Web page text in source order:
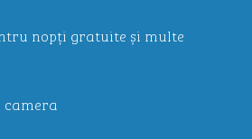
nopți gratuite și multe
camera